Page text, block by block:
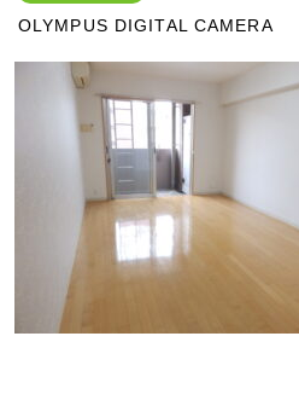
OLYMPUS DIGITAL CAMERA